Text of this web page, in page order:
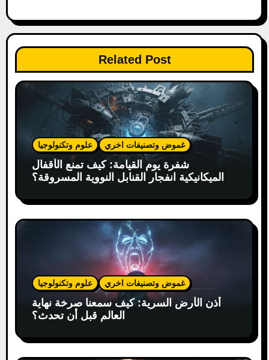
a
t
o
Related Post
علوم وتكنولوجيا غموض وتصنيفات اخري
شفرة يوم القيامة: كيف تمنع الأقفال
الميكانيكية انفجار القنابل النووية المسروقة؟
علوم وتكنولوجيا غموض وتصنيفات اخري
أذن الأرض السرية: كيف سمعنا صرخة نهاية
العالم قبل أن تحدث؟